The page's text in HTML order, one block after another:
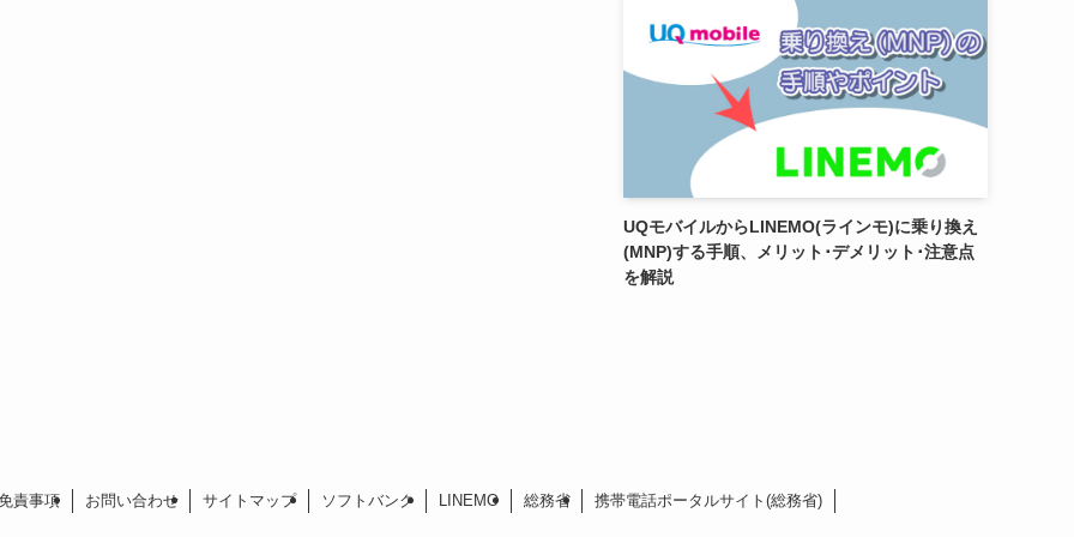
UQモバイルからLINEMO(ラインモ)に乗り換え
(MNP)する手順、メリット･デメリット･注意点
を解説
責事項 お問い合わせ サイトマップ ソフトバンク LINEMO 総務省 携帯電話ポータルサイト(総務省)